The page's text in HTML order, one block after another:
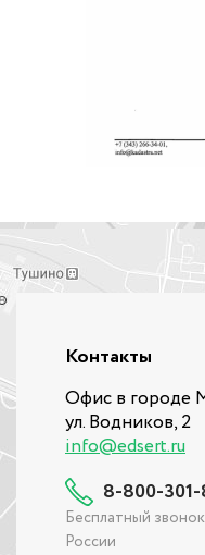
Контакты
Офис в городе
ул. Водников, 2
info@edsert.ru
8-800-
Бесплатный
России